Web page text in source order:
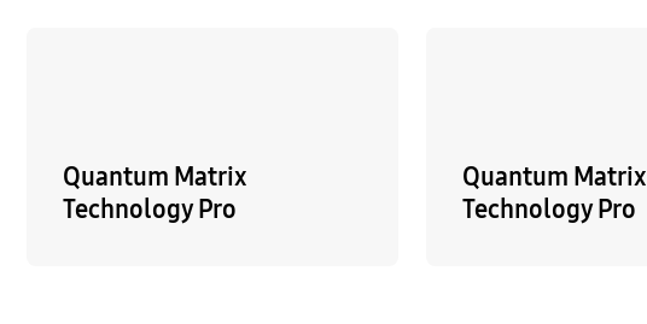
Quantum Matrix
Technology Pro
Quantum Matrix
Technology Pro